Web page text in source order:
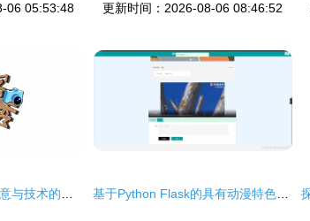
06 05:53:48 更新时间：2026-08-06 08:46:52